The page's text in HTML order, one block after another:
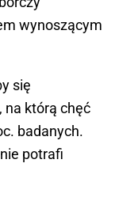
wynoszącym
się
na którą chęć
badanych.
potrafi